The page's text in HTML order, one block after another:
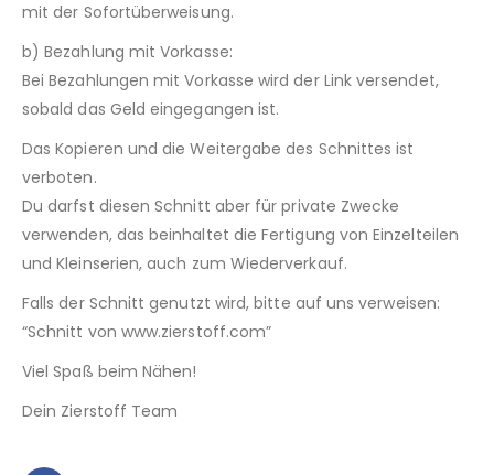
mit der Sofortüberweisung.
b) Bezahlung mit Vorkasse:
Bei Bezahlungen mit Vorkasse wird der Link versendet,
sobald das Geld eingegangen ist.
Das Kopieren und die Weitergabe des Schnittes ist
verboten.
Du darfst diesen Schnitt aber für private Zwecke
verwenden, das beinhaltet die Fertigung von Einzelteilen
und Kleinserien, auch zum Wiederverkauf.
Falls der Schnitt genutzt wird, bitte auf uns verweisen:
“Schnitt von www.zierstoff.com”
Viel Spaß beim Nähen!
Dein Zierstoff Team